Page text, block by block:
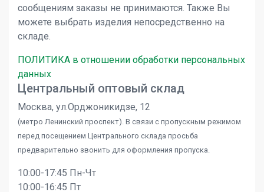
сообщениям заказы не принимаются. Также Вы
можете выбрать изделия непосредственно на
складе.
ПОЛИТИКА в отношении обработки персональных
данных
Центральный оптовый склад
Москва, ул.Орджоникидзе, 12
(метро Ленинский проспект). В связи с пропускным режимом
перед посещением Центрального склада просьба
предварительно звонить для оформления пропуска.
10:00-17:45 Пн-Чт
10:00-16:45 Пт